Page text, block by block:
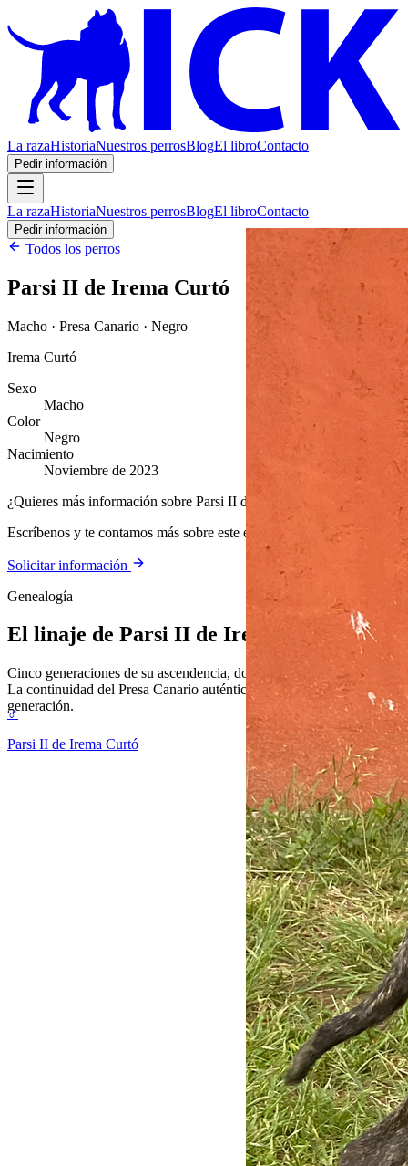
La razaHistoriaNuestros perrosBlogEl libroContacto
Pedir información
La razaHistoriaNuestros perrosBlogEl libroContacto
Pedir información
Todos los perros
Parsi II de Irema Curtó
Macho · Presa Canario · Negro
Irema Curtó
Sexo
Macho
Color
Negro
Nacimiento
Noviembre de 2023
¿Quieres más información sobre Parsi II de Irema Curtó?
Escríbenos y te contamos más sobre este ejemplar y nuestra cría.
Solicitar información
Genealogía
El linaje de Parsi II de Irema Curtó
Cinco generaciones de su ascendencia, documentada y verificable.
La continuidad del Presa Canario auténtico, generación tras
generación.
♂
Parsi II de Irema Curtó